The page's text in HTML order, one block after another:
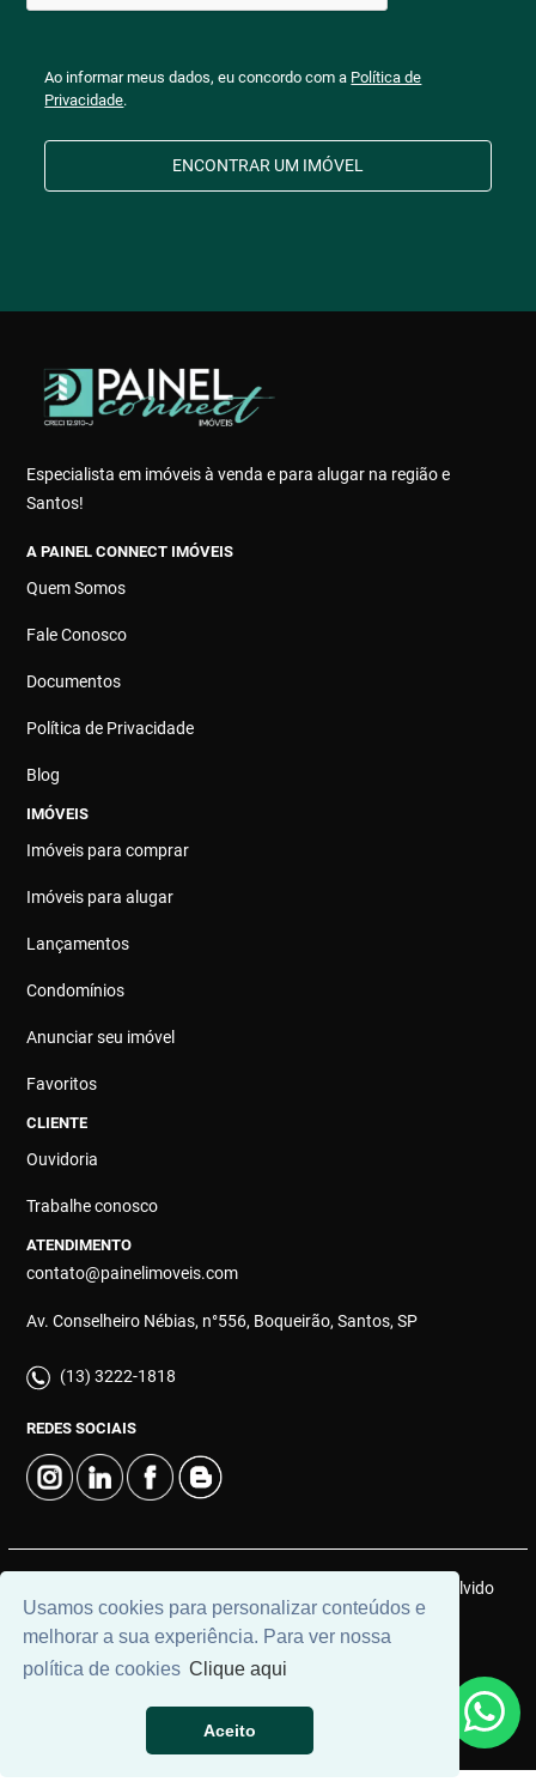
Usamos cookies para personalizar conteúdos e
melhorar a sua experiência. Para ver nossa
política de cookies Clique aqui
Aceito
Ao informar meus dados, eu concordo com a Política de
Privacidade.
ENCONTRAR UM IMÓVEL
Especialista em imóveis à venda e para alugar na região e
Santos!
A PAINEL CONNECT IMÓVEIS
Quem Somos
Fale Conosco
Documentos
Política de Privacidade
Blog
IMÓVEIS
Imóveis para comprar
Imóveis para alugar
Lançamentos
Condomínios
Anunciar seu imóvel
Favoritos
CLIENTE
Ouvidoria
Trabalhe conosco
ATENDIMENTO
contato@painelimoveis.com
Av. Conselheiro Nébias, n°556, Boqueirão, Santos, SP
(13) 3222-1818
REDES SOCIAIS
© 2026 | Painel Connect Imóveis | CRECI: 12910-J | Desenvolvido
porUniversal Software.